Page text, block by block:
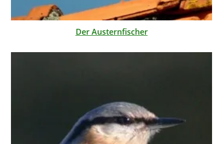
Der Austernfischer